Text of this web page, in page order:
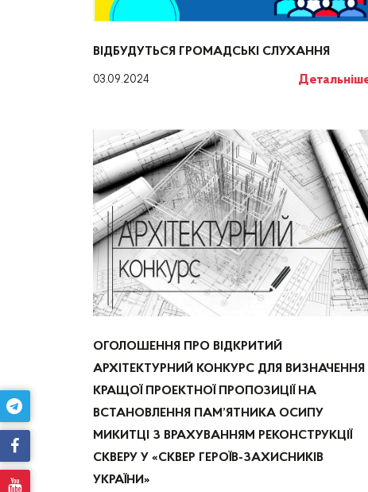
ВІДБУДУТЬСЯ ГРОМАДСЬКІ СЛУХАННЯ
03.09.2024
ОГОЛОШЕННЯ ПРО ВІДКРИТИЙ
АРХІТЕКТУРНИЙ КОНКУРС ДЛЯ ВИЗНАЧЕННЯ
КРАЩОЇ ПРОЕКТНОЇ ПРОПОЗИЦІЇ НА
ВСТАНОВЛЕННЯ ПАМ’ЯТНИКА ОСИПУ
МИКИТЦІ З ВРАХУВАННЯМ РЕКОНСТРУКЦІЇ
СКВЕРУ У «СКВЕР ГЕРОЇВ-ЗАХИСНИКІВ
УКРАЇНИ»